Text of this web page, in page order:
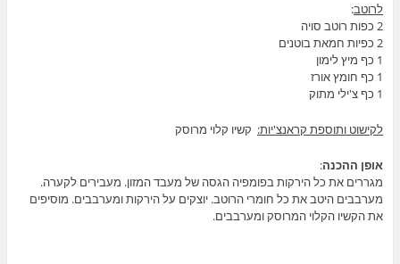
לרוטב:
2 כפות רוטב סויה
2 כפיות חמאת בוטנים
1 כף מיץ לימון
1 כף חומץ אורז
1 כף צ'ילי מתוק
לקישוט ותוספת קראנצ'יות: קשיו קלוי מרוסק
אופן ההכנה:
מגררים את כל הירקות בפומפיה הגסה של מעבד המזון. מעבירים לקערה.
מערבבים היטב את כל חומרי הרוטב. יוצקים על הירקות ומערבבים. מוסיפים
את הקשיו הקלוי המרוסק ומערבבים.